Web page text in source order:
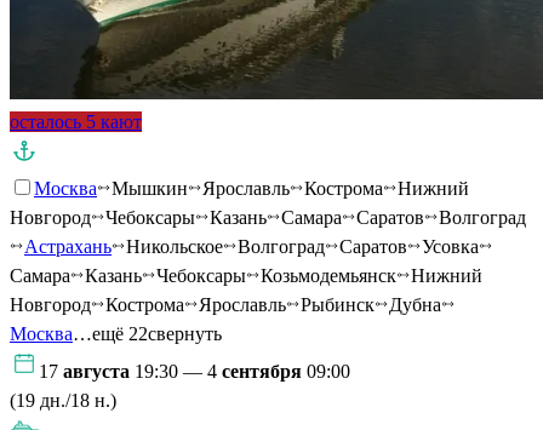
осталось 5 кают
Москва Мышкин Ярославль Кострома
Нижний
Новгород
Чебоксары Казань Самара Саратов
Волгоград
Астрахань
Никольское Волгоград Саратов
Усовка
Самара
Казань Чебоксары Козьмодемьянск
Нижний
Новгород
Кострома Ярославль Рыбинск
Дубна
Москва…ещё 22свернуть
17 августа 19:30 — 4 сентября 09:00
(19 дн./18 н.)